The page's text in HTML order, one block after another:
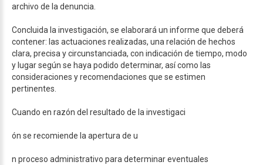
archivo de la denuncia.
Concluida la investigación, se elaborará un informe que deberá
contener: las actuaciones realizadas, una relación de hechos
clara, precisa y circunstanciada, con indicación de tiempo, modo
y lugar según se haya podido determinar, así como las
consideraciones y recomendaciones que se estimen
pertinentes.
Cuando en razón del resultado de la investigaci
ón se recomiende la apertura de u
n proceso administrativo para determinar eventuales